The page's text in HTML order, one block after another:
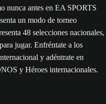
nunca antes en EA SPORTS
un modo de torneo
48 selecciones nacionales,
jugar. Enfréntate a los
y adéntrate en
y Héroes internacionales.